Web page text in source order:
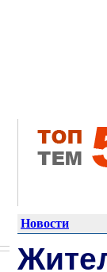
Новости